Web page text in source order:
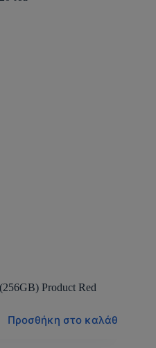
Product Red
Προσθήκη στο καλάθι